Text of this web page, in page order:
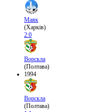
Маяк
(Харків)
2:0
Ворскла
(Полтава)
1994
Ворскла
(Полтава)